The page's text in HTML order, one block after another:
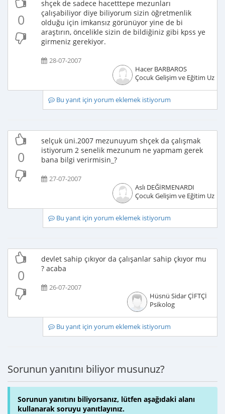
0
shçek de sadece hacetttepe mezunları
çalışabiliyor diye biliyorum sizin öğretmenlik
olduğu için imkansız görünüyor yine de bi
araştırın, öncelikle sizin de bildiğiniz gibi kpss ye
girmeniz gerekiyor.
28-07-2007
Hacer BARBAROS
Çocuk Gelişim ve Eğitim
Bu yanıt için yorum eklemek istiyorum
0
selçuk üni.2007 mezunuyum shçek da çalışmak
istiyorum 2 senelik mezunum ne yapmam gerek
bana bilgi verirmisin_?
27-07-2007
Aslı DEĞİRMENARDI
Çocuk Gelişim ve Eğitim
Bu yanıt için yorum eklemek istiyorum
0
devlet sahip çıkıyor da çalışanlar sahip çkıyor mu
? acaba
26-07-2007
Hüsnü Sidar ÇİFTÇİ
Psikolog
Bu yanıt için yorum eklemek istiyorum
Sorunun yanıtını biliyor musunuz?
Sorunun yanıtını biliyorsanız, lütfen aşağıdaki alanı
kullanarak soruyu yanıtlayınız.